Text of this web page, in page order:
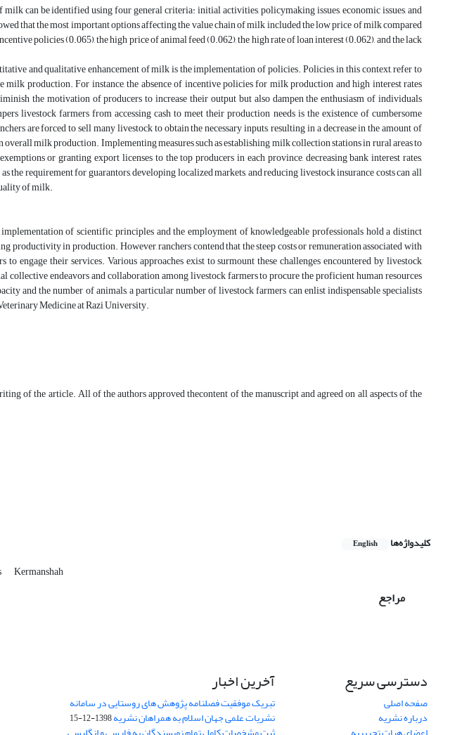
can be identified using four general criteria: initial activities, policymaking issues, economic issues, and
that the most important options affecting the value chain of milk included the low price of milk compared
policies (0.065), the high price of animal feed (0.062), the high rate of loan interest (0.062), and the lack
and qualitative enhancement of milk is the implementation of policies. Policies, in this context, refer to
production. For instance, the absence of incentive policies for milk production and high interest rates
the motivation of producers to increase their output but also dampen the enthusiasm of individuals
livestock farmers from accessing cash to meet their production needs is the existence of cumbersome
are forced to sell many livestock to obtain the necessary inputs, resulting in a decrease in the amount of
milk production. Implementing measures such as establishing milk collection stations in rural areas to
or granting export licenses to the top producers in each province, decreasing bank interest rates,
the requirement for guarantors, developing localized markets, and reducing livestock insurance costs can all
of milk.
of scientific principles and the employment of knowledgeable professionals hold a distinct
productivity in production. However, ranchers contend that the steep costs or remuneration associated with
engage their services. Various approaches exist to surmount these challenges encountered by livestock
endeavors and collaboration among livestock farmers to procure the proficient human resources
and the number of animals, a particular number of livestock farmers can enlist indispensable specialists
Medicine at Razi University.
of the article. All of the authors approved thecontent of the manuscript and agreed on all aspects of the
کلیدواژه‌ها English
Kermanshah
مراجع
دسترسی سریع
صفحه اصلی
درباره نشریه
آخرین اخبار
تبریک موفقیت فصلنامه پژوهش های روستایی در سامانه
نشریات علمی جهان اسلام به همراهان نشریه1398-12-15